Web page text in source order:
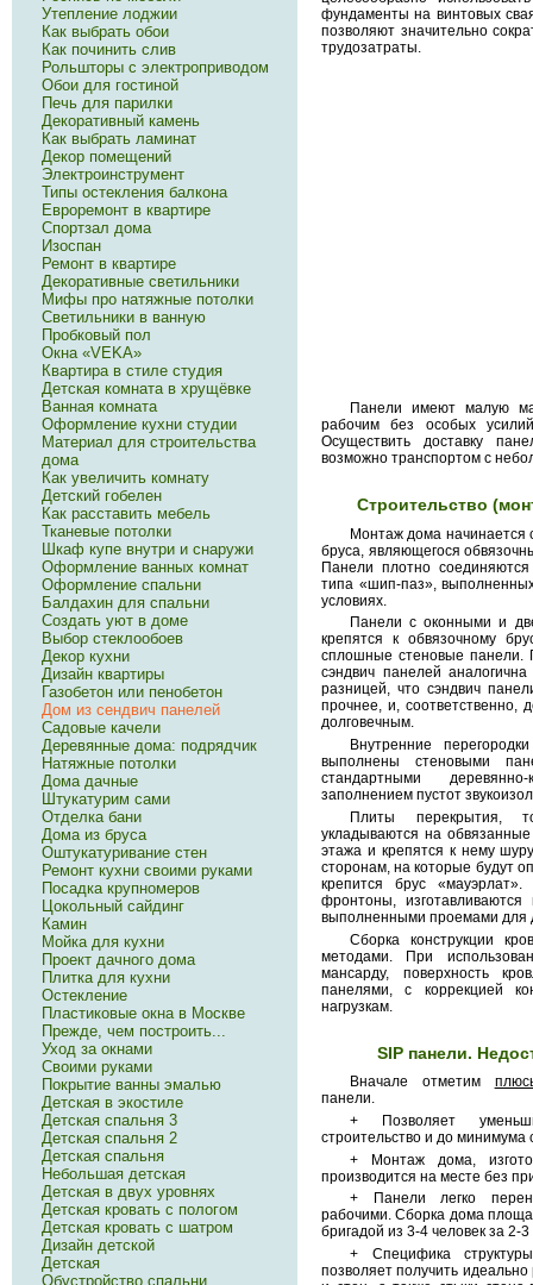
фундаменты на винтовых
позволяют значительно
трудозатраты.
Панели имеют малую
рабочим без особых
Осуществить доставку
возможно транспортом с
Строительство
Монтаж дома начинается
бруса, являющегося
Панели плотно
типа «шип-паз»,
условиях.
Панели с оконными и
крепятся к обвязочному
сплошные стеновые панели.
сэндвич панелей
разницей, что сэндвич
прочнее, и,
долговечным.
Внутренние
выполнены стеновыми
стандартными
заполнением пустот
Плиты перекрытия,
укладываются на
этажа и крепятся к нему
сторонам, на которые будут
крепится брус
фронтоны,
выполненными проемами для
Сборка конструкции
методами. При
мансарду, поверхность
панелями, с коррекцией
нагрузкам.
SIP панели.
Вначале отметим
панели.
+ Позволяет
строительство и до
+ Монтаж дома,
производится на месте без
+ Панели легко
рабочими. Сборка дома
бригадой из 3-4 человек за 2-
+ Специфика
позволяет получить
Утепление лоджии
Как выбрать обои
Как починить слив
Рольшторы с электроприводом
Обои для гостиной
Печь для парилки
Декоративный камень
Как выбрать ламинат
Декор помещений
Электроинструмент
Типы остекления балкона
Евроремонт в квартире
Спортзал дома
Изоспан
Ремонт в квартире
Декоративные светильники
Мифы про натяжные потолки
Светильники в ванную
Пробковый пол
Окна «VEKA»
Квартира в стиле студия
Детская комната в хрущёвке
Ванная комната
Оформление кухни студии
Материал для строительства
дома
Как увеличить комнату
Детский гобелен
Как расставить мебель
Тканевые потолки
Шкаф купе внутри и снаружи
Оформление ванных комнат
Оформление спальни
Балдахин для спальни
Создать уют в доме
Выбор стеклообоев
Декор кухни
Дизайн квартиры
Газобетон или пенобетон
Дом из сендвич панелей
Садовые качели
Деревянные дома: подрядчик
Натяжные потолки
Дома дачные
Штукатурим сами
Отделка бани
Дома из бруса
Оштукатуривание стен
Ремонт кухни своими руками
Посадка крупномеров
Цокольный сайдинг
Камин
Мойка для кухни
Проект дачного дома
Плитка для кухни
Остекление
Пластиковые окна в Москве
Прежде, чем построить...
Уход за окнами
Своими руками
Покрытие ванны эмалью
Детская в экостиле
Детская спальня 3
Детская спальня 2
Детская спальня
Небольшая детская
Детская в двух уровнях
Детская кровать с пологом
Детская кровать с шатром
Дизайн детской
Детская
Обустройство спальни